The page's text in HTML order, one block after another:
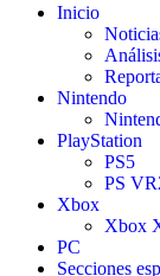
Inicio
Nintendo
PlayStation
PS5
PS
Xbox
Xbox
PC
Secciones